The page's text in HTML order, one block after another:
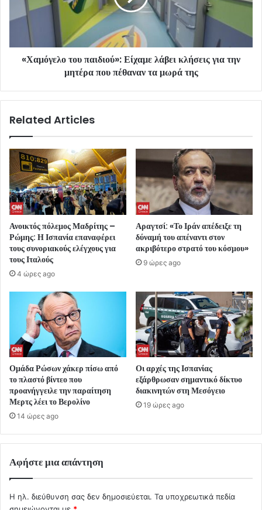
«Χαμόγελο του παιδιού»: Είχαμε λάβει κλήσεις για την
μητέρα που πέθαναν τα μωρά της
Related Articles
Ανοικτός πόλεμος Μαδρίτης –
Ρώμης: Η Ισπανία επαναφέρει
τους συνοριακούς ελέγχους για
τους Ιταλούς
4 ώρες ago
Αραγτσί: «Το Ιράν απέδειξε τη
δύναμή του απέναντι στον
ακριβότερο στρατό του κόσμου»
9 ώρες ago
Ομάδα Ρώσων χάκερ πίσω από
το πλαστό βίντεο που
προανήγγειλε την παραίτηση
Μερτς λέει το Βερολίνο
14 ώρες ago
Οι αρχές της Ισπανίας
εξάρθρωσαν σημαντικό δίκτυο
διακινητών στη Μεσόγειο
19 ώρες ago
Αφήστε μια απάντηση
Η ηλ. διεύθυνση σας δεν δημοσιεύεται. Τα υποχρεωτικά πεδία